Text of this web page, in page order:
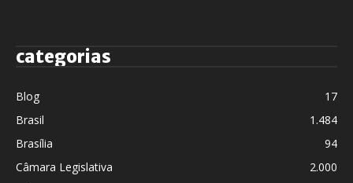
categorias
Blog
17
Brasil
1.484
Brasília
94
Câmara Legislativa
2.000